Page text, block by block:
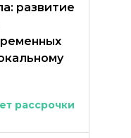
развитие
рассрочки